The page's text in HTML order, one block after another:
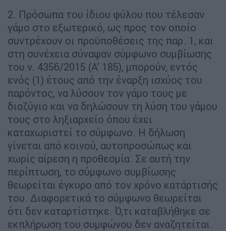
2. Πρόσωπα του ίδιου φύλου που τέλεσαν
γάμο στο εξωτερικό, ως προς τον οποίο
συντρέχουν οι προϋποθέσεις της παρ. 1, και
στη συνέχεια σύναψαν σύμφωνο συμβίωσης
του ν. 4356/2015 (Α’ 185), μπορούν, εντός
ενός (1) έτους από την έναρξη ισχύος του
παρόντος, να λύσουν τον γάμο τους με
διαζύγιο και να δηλώσουν τη λύση του γάμου
τους στο ληξιαρχείο όπου έχει
καταχωριστεί το σύμφωνο. Η δήλωση
γίνεται από κοινού, αυτοπροσώπως και
χωρίς αίρεση η προθεσμία. Σε αυτή την
περίπτωση, το σύμφωνο συμβίωσης
θεωρείται έγκυρο από τον χρόνο κατάρτισής
του. Διαφορετικά το σύμφωνο θεωρείται
ότι δεν καταρτίστηκε. Ό,τι καταβλήθηκε σε
εκπλήρωση του συμφώνου δεν αναζητείται.